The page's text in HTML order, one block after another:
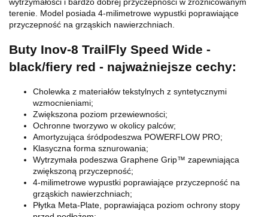
terenie. Model posiada 4-milimetrowe wypustki poprawiające
przyczepność na grząskich nawierzchniach.
Buty Inov-8 TrailFly Speed Wide -
black/fiery red - najważniejsze cechy:
Cholewka z materiałów tekstylnych z syntetycznymi
wzmocnieniami;
Zwiększona poziom przewiewności;
Ochronne tworzywo w okolicy palców;
Amortyzująca śródpodeszwa POWERFLOW PRO;
Klasyczna forma sznurowania;
Wytrzymała podeszwa Graphene Grip™ zapewniająca
zwiększoną przyczepność;
4-milimetrowe wypustki poprawiające przyczepność na
grząskich nawierzchniach;
Płytka Meta-Plate, poprawiająca poziom ochrony stopy